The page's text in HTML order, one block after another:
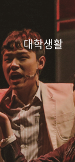
대학생활